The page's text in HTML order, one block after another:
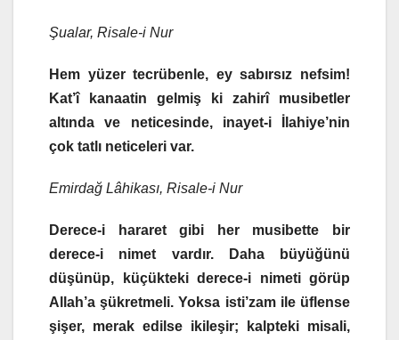
Şualar, Risale-i Nur
Hem yüzer tecrübenle, ey sabırsız nefsim!
Kat’î kanaatin gelmiş ki zahirî musibetler
altında ve neticesinde, inayet-i İlahiye’nin
çok tatlı neticeleri var.
Emirdağ Lâhikası, Risale-i Nur
Derece-i hararet gibi her musibette bir
derece-i nimet vardır. Daha büyüğünü
düşünüp, küçükteki derece-i nimeti görüp
Allah’a şükretmeli. Yoksa isti’zam ile üflense
şişer, merak edilse ikileşir; kalpteki misali,